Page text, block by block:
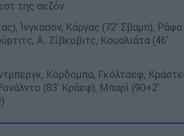
της σεζόν.
Ίνγκασον, Κάργας (72' Σβαμπ), Ράφα
Α. Ζίβκοβιτς, Κουαλιάτα (46'
Κόρδομπα, Γκόλτσεφ,
(83' Κράεφ), Μπαρί (90+2'